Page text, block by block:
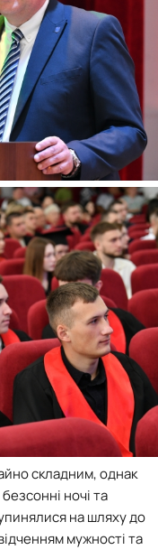
складним, однак
ночі та
на шляху до
мужності та